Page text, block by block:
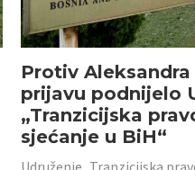
Protiv
prijavu podnijelo
„Tranzicijska
sjećanje u BiH“